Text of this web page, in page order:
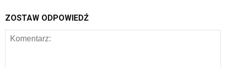
ZOSTAW ODPOWIEDŹ